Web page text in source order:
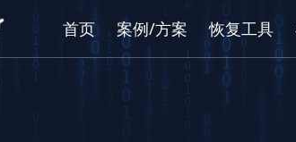
首页 案例/方案 恢复工具